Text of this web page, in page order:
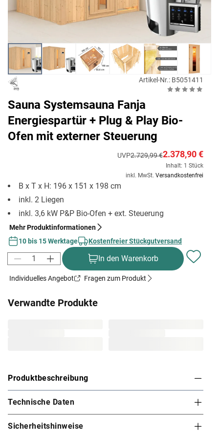
Artikel-Nr.: B5051411
Sauna Systemsauna Fanja
Energiespartür + Plug & Play Bio-
Ofen mit externer Steuerung
UVP2.729,99 €2.378,90 €
Inhalt: 1 Stück
inkl. MwSt. Versandkostenfrei
B x T x H: 196 x 151 x 198 cm
inkl. 2 Liegen
inkl. 3,6 kW P&P Bio-Ofen + ext. Steuerung
Mehr Produktinformationen
10 bis 15 Werktage
Kostenfreier Stückgutversand
In den Warenkorb
Individuelles Angebot Fragen zum Produkt
Verwandte Produkte
Produktbeschreibung
Karibu Innensauna Fanja in Systembauweise für
1-2 Personen
Diese System- bzw. Elementsauna verdankt ihren Namen
Technische Daten
Sicherheitshinweise